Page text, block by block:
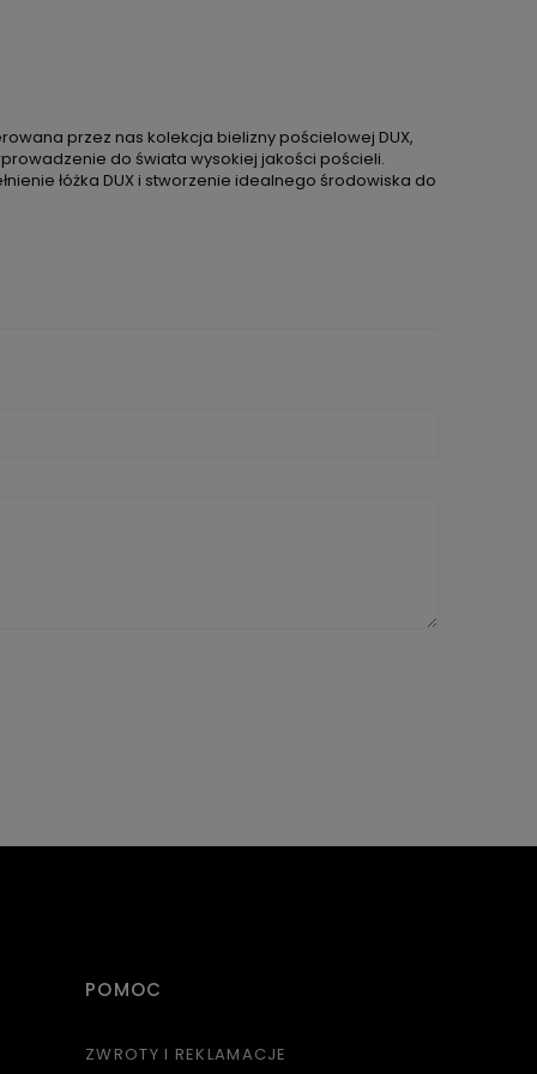
przez nas kolekcja bielizny pościelowej DUX,
do świata wysokiej jakości pościeli.
łóżka DUX i stworzenie idealnego środowiska do
POMOC
ZWROTY I REKLAMACJE